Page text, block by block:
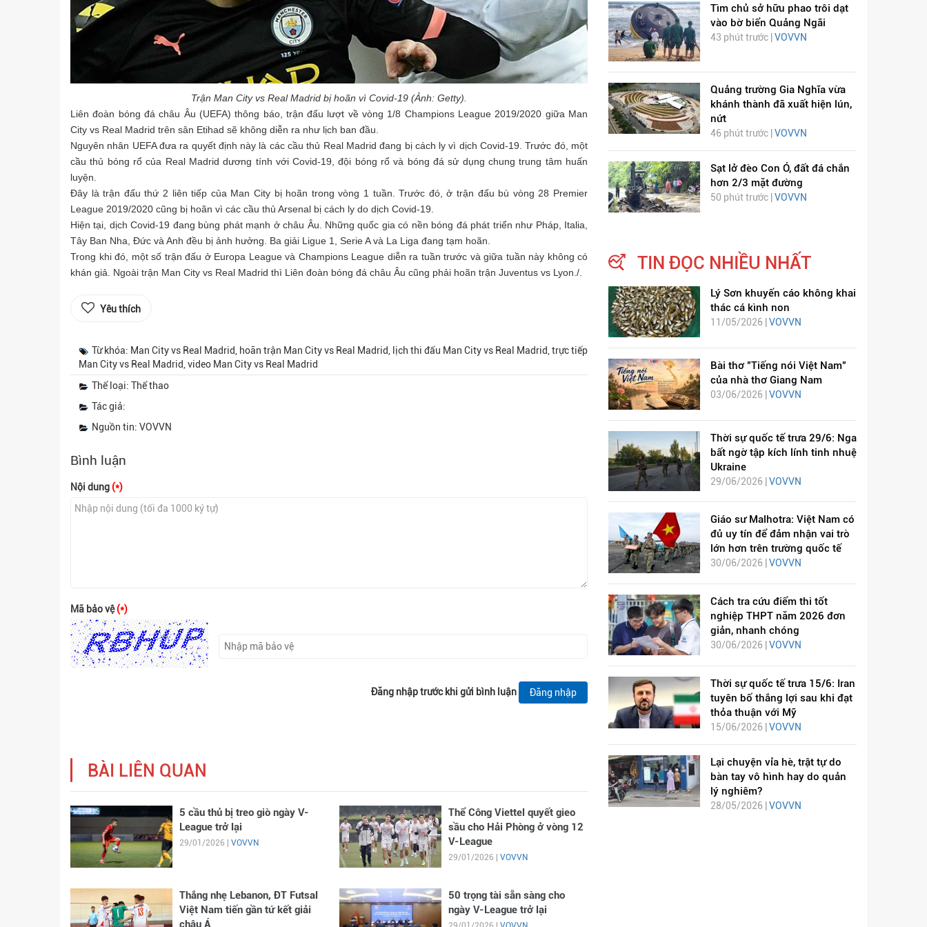
Trận Man City vs Real Madrid bị hoãn vì Covid-19 (Ảnh: Getty).
Liên đoàn bóng đá châu Âu (UEFA) thông báo, trận đấu lượt về vòng 1/8 Champions League 2019/2020 giữa Man
City vs Real Madrid trên sân Etihad sẽ không diễn ra như lịch ban đầu.
Nguyên nhân UEFA đưa ra quyết định này là các cầu thủ Real Madrid đang bị cách ly vì dịch Covid-19. Trước đó, một
cầu thủ bóng rổ của Real Madrid dương tính với Covid-19, đội bóng rổ và bóng đá sử dụng chung trung tâm huấn
luyện.
Đây là trận đấu thứ 2 liên tiếp của Man City bị hoãn trong vòng 1 tuần. Trước đó, ở trận đấu bù vòng 28 Premier
League 2019/2020 cũng bị hoãn vì các cầu thủ Arsenal bị cách ly do dịch Covid-19.
Hiện tại, dịch Covid-19 đang bùng phát mạnh ở châu Âu. Những quốc gia có nền bóng đá phát triển như Pháp, Italia,
Tây Ban Nha, Đức và Anh đều bị ảnh hưởng. Ba giải Ligue 1, Serie A và La Liga đang tạm hoãn.
Trong khi đó, một số trận đấu ở Europa League và Champions League diễn ra tuần trước và giữa tuần này không có
khán giả. Ngoài trận Man City vs Real Madrid thì Liên đoàn bóng đá châu Âu cũng phải hoãn trận Juventus vs Lyon./.
Yêu thích
Từ khóa: Man City vs Real Madrid, hoãn trận Man City vs Real Madrid, lịch thi đấu Man City vs Real Madrid, trực tiếp
Man City vs Real Madrid, video Man City vs Real Madrid
Thể loại: Thể thao
Tác giả:
Nguồn tin: VOVVN
Bình luận
Nội dung (*)
Mã bảo vệ(*)
Đăng nhập trước khi gửi bình luận Đăng nhập
BÀI LIÊN QUAN
5 cầu thủ bị treo giò ngày V-
League trở lại
29/01/2026 | VOVVN
Thể Công Viettel quyết gieo
sầu cho Hải Phòng ở vòng 12
V-League
29/01/2026 | VOVVN
Thắng nhẹ Lebanon, ĐT Futsal
Việt Nam tiến gần tứ kết giải
châu Á
50 trọng tài sẵn sàng cho
ngày V-League trở lại
Tìm chủ sở hữu phao trôi dạt
vào bờ biển Quảng Ngãi
43 phút trước | VOVVN
Quảng trường Gia Nghĩa vừa
khánh thành đã xuất hiện lún,
nứt
46 phút trước |VOVVN
Sạt lở đèo Con Ó, đất đá chắn
hơn 2/3 mặt đường
50 phút trước |VOVVN
TIN ĐỌC NHIỀU NHẤT
Lý Sơn khuyến cáo không khai
thác cá kình non
11/05/2026 | VOVVN
Bài thơ "Tiếng nói Việt Nam"
của nhà thơ Giang Nam
03/06/2026 | VOVVN
Thời sự quốc tế trưa 29/6: Nga
bất ngờ tập kích lính tinh nhuệ
Ukraine
29/06/2026 | VOVVN
Giáo sư Malhotra: Việt Nam có
đủ uy tín để đảm nhận vai trò
lớn hơn trên trường quốc tế
30/06/2026 | VOVVN
Cách tra cứu điểm thi tốt
nghiệp THPT năm 2026 đơn
giản, nhanh chóng
30/06/2026 | VOVVN
Thời sự quốc tế trưa 15/6: Iran
tuyên bố thắng lợi sau khi đạt
thỏa thuận với Mỹ
15/06/2026 | VOVVN
Lại chuyện vỉa hè, trật tự do
bàn tay vô hình hay do quản
lý nghiêm?
28/05/2026 | VOVVN